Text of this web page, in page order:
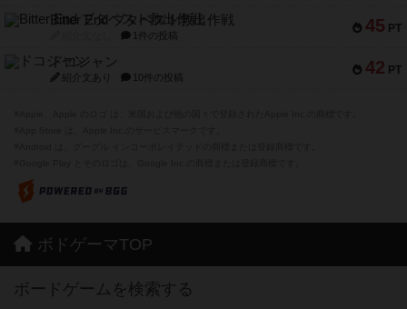
45 PT
Bitter End ブタペスト救出作戦
1件の投稿
42 PT
ドコジャン
紹介文あり 10件の投稿
ボドゲーマTOP
ボードゲームを検索する